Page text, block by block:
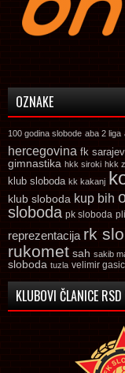
OZNAKE
100 godina slobode aba 2 liga
hercegovina fk
gimnastika hkk siroki hkk
klub sloboda kk kakanj
klub sloboda kup bih
sloboda pk sloboda
reprezentacija rk
rukomet sah sakib
sloboda tuzla velimir gasic
KLUBOVI ČLANICE RSD